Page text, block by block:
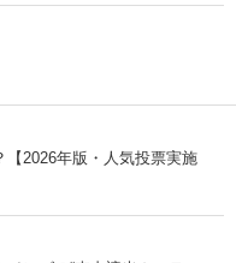
2026年版・人気投票実施